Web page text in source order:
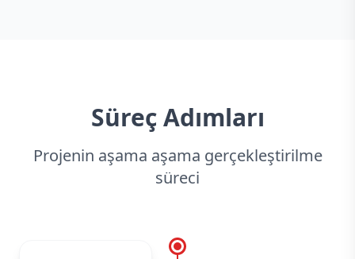
Süreç Adımları
Projenin aşama aşama gerçekleştirilme
süreci